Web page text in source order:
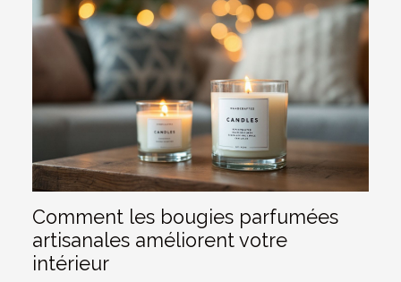
Comment les bougies parfumées
artisanales améliorent votre
intérieur